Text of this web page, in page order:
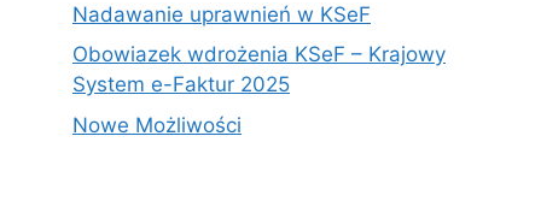
Nadawanie uprawnień w KSeF
Obowiazek wdrożenia KSeF – Krajowy
System e-Faktur 2025
Nowe Możliwości